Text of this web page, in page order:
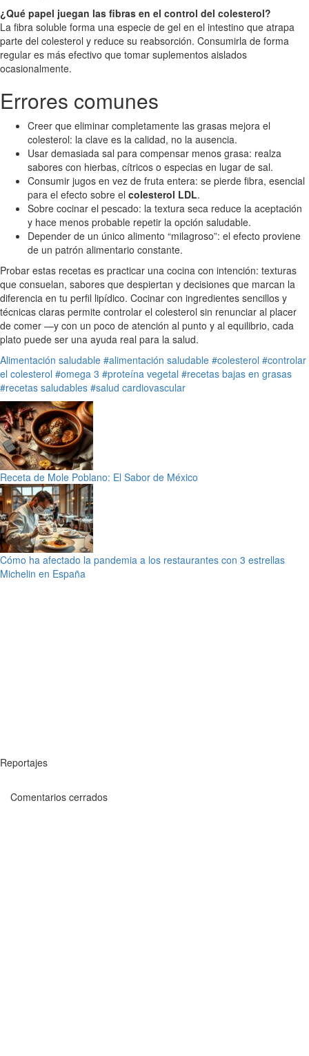
¿Qué papel juegan las fibras en el control del colesterol?
La fibra soluble forma una especie de gel en el intestino que atrapa
parte del colesterol y reduce su reabsorción. Consumirla de forma
regular es más efectivo que tomar suplementos aislados
ocasionalmente.
Errores comunes
Creer que eliminar completamente las grasas mejora el
colesterol: la clave es la calidad, no la ausencia.
Usar demasiada sal para compensar menos grasa: realza
sabores con hierbas, cítricos o especias en lugar de sal.
Consumir jugos en vez de fruta entera: se pierde fibra, esencial
para el efecto sobre el colesterol LDL.
Sobre cocinar el pescado: la textura seca reduce la aceptación
y hace menos probable repetir la opción saludable.
Depender de un único alimento “milagroso”: el efecto proviene
de un patrón alimentario constante.
Probar estas recetas es practicar una cocina con intención: texturas
que consuelan, sabores que despiertan y decisiones que marcan la
diferencia en tu perfil lipídico. Cocinar con ingredientes sencillos y
técnicas claras permite controlar el colesterol sin renunciar al placer
de comer —y con un poco de atención al punto y al equilibrio, cada
plato puede ser una ayuda real para la salud.
Alimentación saludable #alimentación saludable #colesterol #controlar
el colesterol #omega 3 #proteína vegetal #recetas bajas en grasas
#recetas saludables #salud cardiovascular
Receta de Mole Poblano: El Sabor de México
Cómo ha afectado la pandemia a los restaurantes con 3 estrellas
Michelin en España
Reportajes
Comentarios cerrados